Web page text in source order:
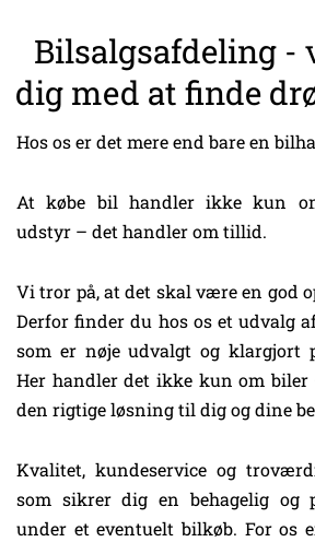
Bilsalgsafdeling
dig med at finde
Hos os er det mere end bare en
At købe bil handler ikke kun
udstyr – det handler om tillid.
Vi tror på, at det skal være en god
Derfor finder du hos os et udvalg
som er nøje udvalgt og klargjort
Her handler det ikke kun om
den rigtige løsning til dig og dine
Kvalitet, kundeservice og
som sikrer dig en behagelig og
under et eventuelt bilkøb. For os